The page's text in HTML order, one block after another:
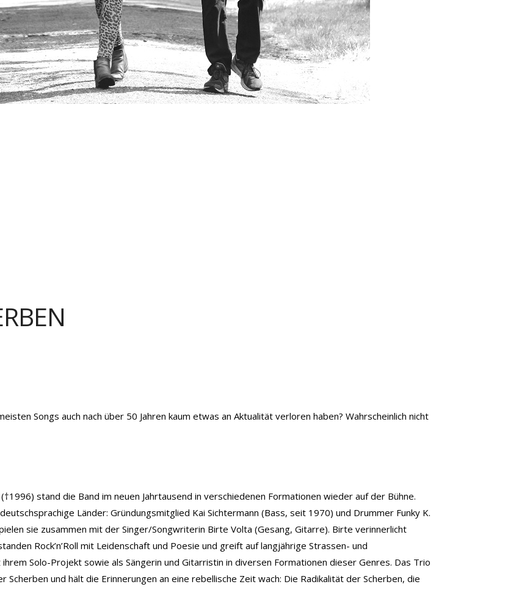
Songs auch nach über 50 Jahren kaum etwas an Aktualität verloren haben? Wahrscheinlich nicht
stand die Band im neuen Jahrtausend in verschiedenen Formationen wieder auf der Bühne.
Länder: Gründungsmitglied Kai Sichtermann (Bass, seit 1970) und Drummer Funky K.
sie zusammen mit der Singer/Songwriterin Birte Volta (Gesang, Gitarre). Birte verinnerlicht
Rock’n’Roll mit Leidenschaft und Poesie und greift auf langjährige Strassen- und
Solo-Projekt sowie als Sängerin und Gitarristin in diversen Formationen dieser Genres. Das Trio
und hält die Erinnerungen an eine rebellische Zeit wach: Die Radikalität der Scherben, die